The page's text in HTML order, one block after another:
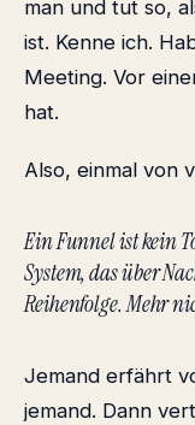
man und tut so,
ist. Kenne ich.
Meeting. Vor
hat.
Also, einmal von
Ein Funnel ist kein
System, das über
Reihenfolge. Mehr
Jemand erfährt
jemand. Dann